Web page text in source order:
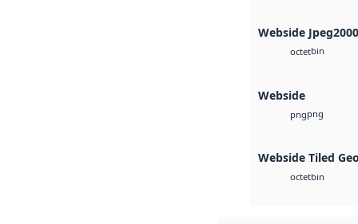
Webside Jpeg2000
octetbin
Webside
pngpng
Webside Tiled
octetbin